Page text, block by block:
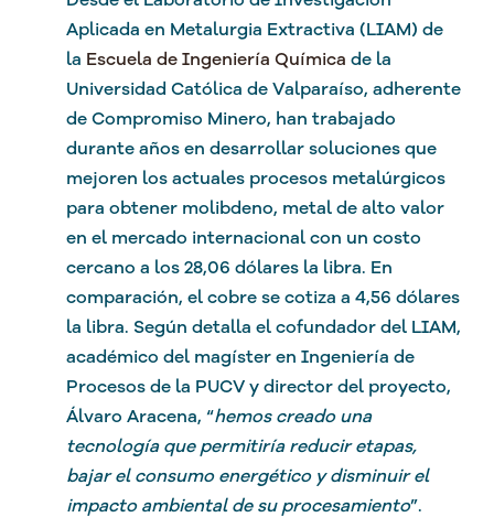
Aplicada en Metalurgia Extractiva (LIAM) de
la Escuela de Ingeniería Química de la
Universidad Católica de Valparaíso, adherente
de Compromiso Minero, han trabajado
durante años en desarrollar soluciones que
mejoren los actuales procesos metalúrgicos
para obtener molibdeno, metal de alto valor
en el mercado internacional con un costo
cercano a los 28,06 dólares la libra. En
comparación, el cobre se cotiza a 4,56 dólares
la libra. Según detalla el cofundador del LIAM,
académico del magíster en Ingeniería de
Procesos de la PUCV y director del proyecto,
Álvaro Aracena, “hemos creado una
tecnología que permitiría reducir etapas,
bajar el consumo energético y disminuir el
impacto ambiental de su procesamiento”.